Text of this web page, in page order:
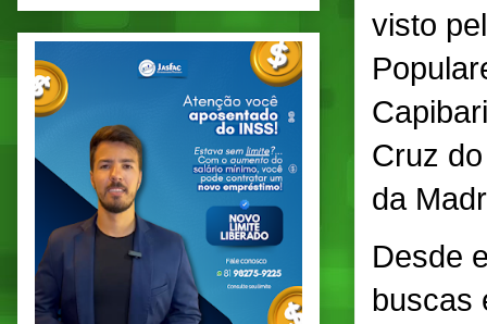
visto
Cruz
da
Desde
buscas